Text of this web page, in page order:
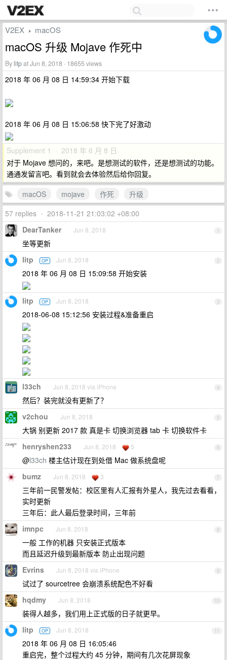
V2EX › macOS
macOS 升级 Mojave 作死中
By litpat Jun 8, 2018 · 18655 views
2018 年 06 月 08 日 14:59:34 开始下载
2018 年 06 月 08 日 15:06:58 快下完了好激动
Supplement 1 · 2018 年 6 月 8 日
对于 Mojave 想问的，来吧。是想测试的软件，还是想测试的功能。
通通发留言吧。看到就会去体验然后给你回复。
macOS
mojave 作死
升级
57 replies • 2018-11-21 21:03:02 +08:00
1
DearTanker Jun 8, 2018
坐等更新
2
litp OP Jun 8, 2018
2018 年 06 月 08 日 15:09:58 开始安装
3
litp OP Jun 8, 2018
2018-06-08 15:12:56 安装过程&准备重启
4
l33ch Jun 8, 2018 via iPhone
然后？装完就没有更新了？
5
v2chou Jun 8, 2018
大锅 别更新 2017 款 真是卡 切换浏览器 tab 卡 切换软件卡
6
henryshen233 Jun 8, 2018 5
@l33ch 楼主估计现在到处借 Mac 做系统盘呢
7
bumz Jun 8, 2018 3
三年前一民警发帖：校区里有人汇报有外星人，我先过去看看，
实时更新
三年后：此人最后登录时间，三年前
8
imnpc Jun 8, 2018
一般 工作的机器 只安装正式版本
而且延迟升级到最新版本 防止出现问题
9
Evrins Jun 8, 2018 via iPhone
试过了 sourcetree 会崩溃系统配色不好看
10
hqdmy Jun 8, 2018
装得人越多，我们用上正式版的日子就更早。
11
litp OP Jun 8, 2018
2018 年 06 月 08 日 16:05:46
重启完，整个过程大约 45 分钟，期间有几次花屏现象